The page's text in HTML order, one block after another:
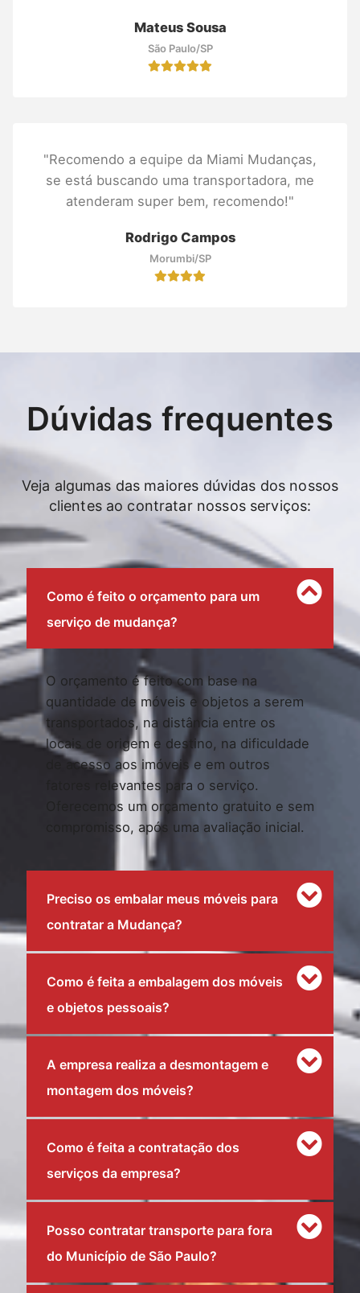
Mateus Sousa
São Paulo/SP
"Recomendo a equipe da Miami Mudanças,
se está buscando uma transportadora, me
atenderam super bem, recomendo!"
Rodrigo Campos
Morumbi/SP
Dúvidas frequentes
Veja algumas das maiores dúvidas dos nossos
clientes ao contratar nossos serviços:
Como é feito o orçamento para um
serviço de mudança?
O orçamento é feito com base na
quantidade de móveis e objetos a serem
transportados, na distância entre os
locais de origem e destino, na dificuldade
de acesso aos imóveis e em outros
fatores relevantes para o serviço.
Oferecemos um orçamento gratuito e sem
compromisso, após uma avaliação inicial.
Preciso os embalar meus móveis para
contratar a Mudança?
Como é feita a embalagem dos móveis
e objetos pessoais?
A empresa realiza a desmontagem e
montagem dos móveis?
Como é feita a contratação dos
serviços da empresa?
Posso contratar transporte para fora
do Município de São Paulo?